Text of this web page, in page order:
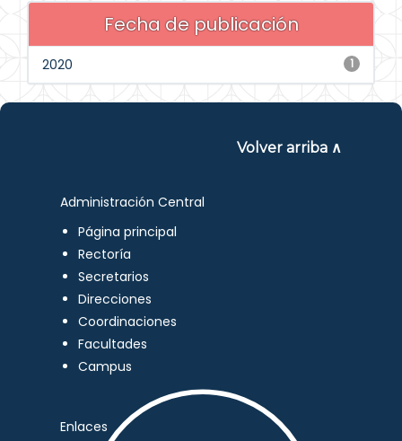
Fecha de publicación
1
2020
Volver arriba ∧
Administración Central
Página principal
Rectoría
Secretarios
Direcciones
Coordinaciones
Facultades
Campus
Enlaces